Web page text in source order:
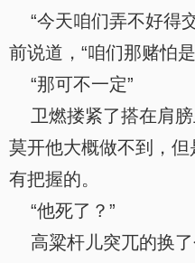
“今天咱们弄不好得
前说道，“咱们那赌怕
“那可不一定”
卫燃搂紧了搭在肩膀
莫开他大概做不到，
有把握的。
“他死了？”
高粱杆儿突兀的换了